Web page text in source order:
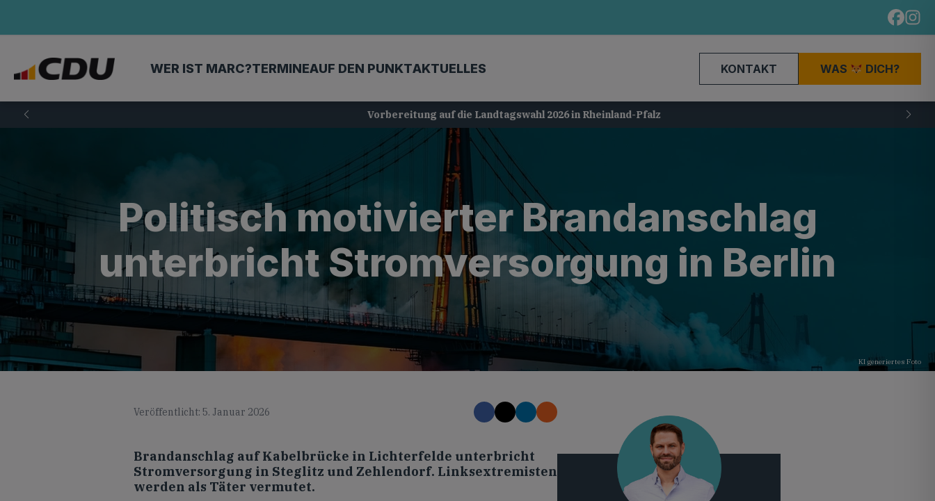
WER IST MARC?TERMINEAUF DEN PUNKTAKTUELLES KONTAKT WAS DICH?
Vorbereitung auf die Landtagswahl 2026 in Rheinland-Pfalz
Politisch motivierter Brandanschlag
unterbricht Stromversorgung in Berlin
KI generiertes Foto
Veröffentlicht: 5. Januar 2026
Brandanschlag auf Kabelbrücke in Lichterfelde unterbricht
Stromversorgung in Steglitz und Zehlendorf. Linksextremisten
werden als Täter vermutet.